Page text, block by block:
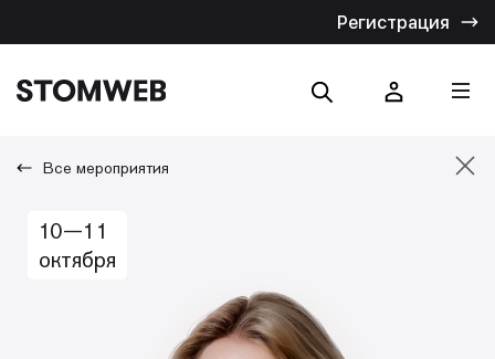
Регистрация
Все мероприятия
10—11
октября
Искать по названию